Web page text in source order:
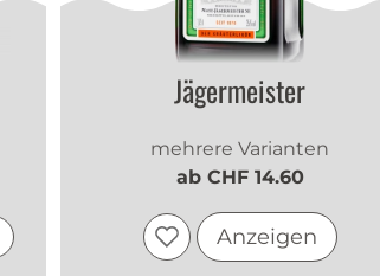
Jägermeister
mehrere Varianten
ab CHF 14.60
Anzeigen